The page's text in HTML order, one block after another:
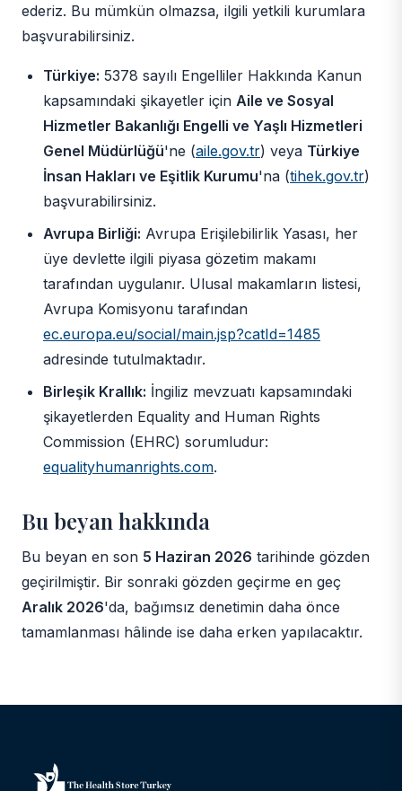
ederiz. Bu mümkün olmazsa, ilgili yetkili kurumlara
başvurabilirsiniz.
Türkiye: 5378 sayılı Engelliler Hakkında Kanun
kapsamındaki şikayetler için Aile ve Sosyal
Hizmetler Bakanlığı Engelli ve Yaşlı Hizmetleri
Genel Müdürlüğü'ne (aile.gov.tr) veya Türkiye
İnsan Hakları ve Eşitlik Kurumu'na (tihek.gov.tr)
başvurabilirsiniz.
Avrupa Birliği: Avrupa Erişilebilirlik Yasası, her
üye devlette ilgili piyasa gözetim makamı
tarafından uygulanır. Ulusal makamların listesi,
Avrupa Komisyonu tarafından
ec.europa.eu/social/main.jsp?catId=1485
adresinde tutulmaktadır.
Birleşik Krallık: İngiliz mevzuatı kapsamındaki
şikayetlerden Equality and Human Rights
Commission (EHRC) sorumludur:
equalityhumanrights.com.
Bu beyan hakkında
Bu beyan en son 5 Haziran 2026 tarihinde gözden
geçirilmiştir. Bir sonraki gözden geçirme en geç
Aralık 2026'da, bağımsız denetimin daha önce
tamamlanması hâlinde ise daha erken yapılacaktır.